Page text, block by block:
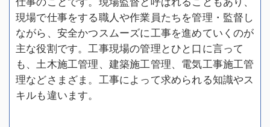
現場で仕事をする職人や作業員たちを管理・監督し
ながら、安全かつスムーズに工事を進めていくのが
主な役割です。工事現場の管理とひと口に言って
も、土木施工管理、建築施工管理、電気工事施工管
理などさまざま。工事によって求められる知識やス
キルも違います。